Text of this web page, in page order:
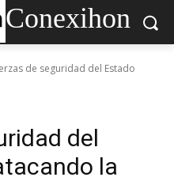
Conexihon
de seguridad del Estado
del
la